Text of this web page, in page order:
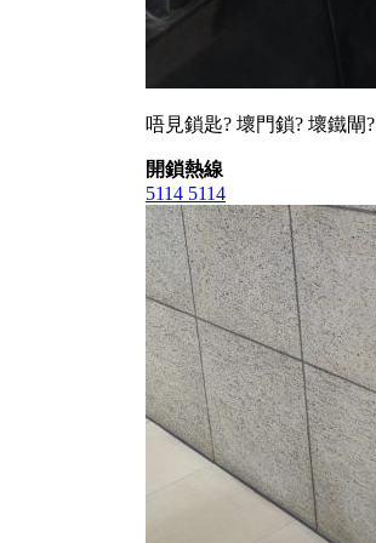
唔見鎖匙? 壞門鎖? 壞鐵閘?
開鎖熱線
5114 5114